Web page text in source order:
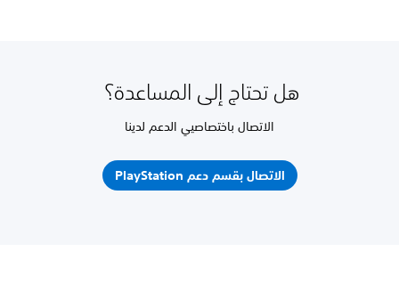
هل تحتاج إلى المساعدة؟
الاتصال باختصاصيي الدعم لدينا
الاتصال بقسم دعم PlayStation